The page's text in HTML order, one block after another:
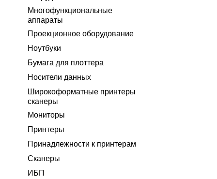
Многофункциональные
аппараты
Проекционное оборудование
Ноутбуки
Бумага для плоттера
Носители данных
Широкоформатные принтеры
сканеры
Мониторы
Принтеры
Принадлежности к принтерам
Сканеры
ИБП